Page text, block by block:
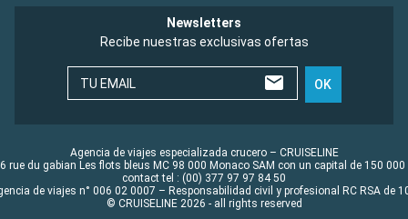
Newsletters
Recibe nuestras exclusivas ofertas
TU EMAIL OK
Agencia de viajes especializada crucero – CRUISELINE
rue du gabian Les flots bleus MC 98 000 Monaco SAM con un capital de 150 000
contact tel : (00) 377 97 97 84 50
de viajes n° 006 02 0007 – Responsabilidad civil y profesional RC RSA de
© CRUISELINE 2026 - all rights reserved